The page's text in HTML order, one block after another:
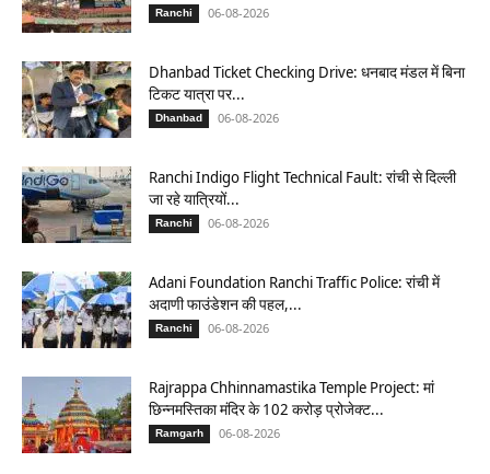
Ranchi 06-08-2026
Dhanbad Ticket Checking Drive: धनबाद मंडल में बिना
टिकट यात्रा पर...
Dhanbad 06-08-2026
Ranchi Indigo Flight Technical Fault: रांची से दिल्ली
जा रहे यात्रियों...
Ranchi 06-08-2026
Adani Foundation Ranchi Traffic Police: रांची में
अदाणी फाउंडेशन की पहल,...
Ranchi 06-08-2026
Rajrappa Chhinnamastika Temple Project: मां
छिन्नमस्तिका मंदिर के 102 करोड़ प्रोजेक्ट...
Ramgarh 06-08-2026